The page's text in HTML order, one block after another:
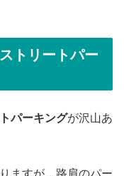
トリートパー
パーキングが沢山あ